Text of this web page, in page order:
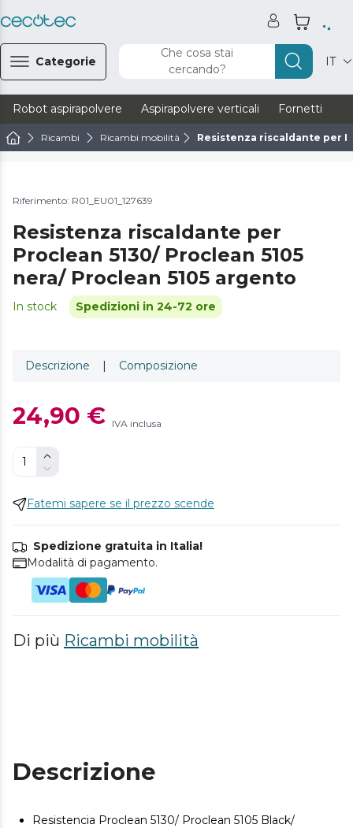
Categorie
Che cosa stai
cercando?
IT
Robot aspirapolvere Aspirapolvere verticali Fornetti
Ricambi Ricambi mobilità Resistenza riscaldante per
Riferimento: R01_EU01_127639
Resistenza riscaldante per
Proclean 5130/ Proclean 5105
nera/ Proclean 5105 argento
In stock Spedizioni in 24-72 ore
Descrizione | Composizione
24,90 € IVA inclusa
Fatemi sapere se il prezzo scende
Spedizione gratuita in Italia!
Modalità di pagamento.
Di più Ricambi mobilità
Descrizione
Resistencia Proclean 5130/ Proclean 5105 Black/